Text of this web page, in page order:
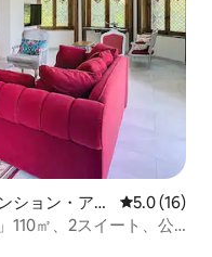
ション・アパ
レビュー16
5.0 (16)
110㎡、2スイート、公